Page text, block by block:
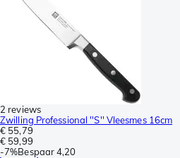
2 reviews
Zwilling Professional ''S'' Vleesmes 16cm
€ 55,79
€ 59,99
-7%Bespaar4,20